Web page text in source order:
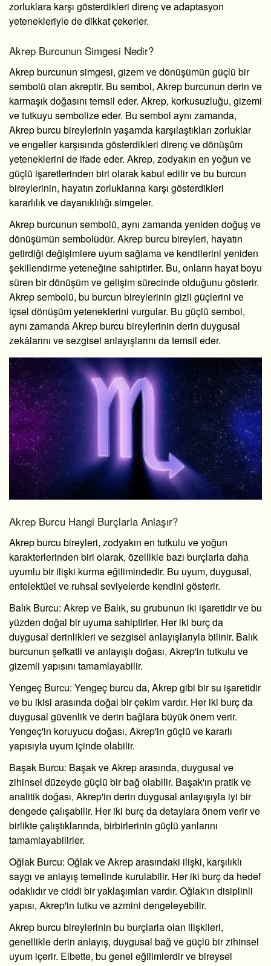
zorluklara karşı gösterdikleri direnç ve adaptasyon
yetenekleriyle de dikkat çekerler.
Akrep Burcunun Simgesi Nedir?
Akrep burcunun simgesi, gizem ve dönüşümün güçlü bir
sembolü olan akreptir. Bu sembol, Akrep burcunun derin ve
karmaşık doğasını temsil eder. Akrep, korkusuzluğu, gizemi
ve tutkuyu sembolize eder. Bu sembol aynı zamanda,
Akrep burcu bireylerinin yaşamda karşılaştıkları zorluklar
ve engeller karşısında gösterdikleri direnç ve dönüşüm
yeteneklerini de ifade eder. Akrep, zodyakın en yoğun ve
güçlü işaretlerinden biri olarak kabul edilir ve bu burcun
bireylerinin, hayatın zorluklarına karşı gösterdikleri
kararlılık ve dayanıklılığı simgeler.
Akrep burcunun sembolü, aynı zamanda yeniden doğuş ve
dönüşümün sembolüdür. Akrep burcu bireyleri, hayatın
getirdiği değişimlere uyum sağlama ve kendilerini yeniden
şekillendirme yeteneğine sahiptirler. Bu, onların hayat boyu
süren bir dönüşüm ve gelişim sürecinde olduğunu gösterir.
Akrep sembolü, bu burcun bireylerinin gizli güçlerini ve
içsel dönüşüm yeteneklerini vurgular. Bu güçlü sembol,
aynı zamanda Akrep burcu bireylerinin derin duygusal
zekâlarını ve sezgisel anlayışlarını da temsil eder.
Akrep Burcu Hangi Burçlarla Anlaşır?
Akrep burcu bireyleri, zodyakın en tutkulu ve yoğun
karakterlerinden biri olarak, özellikle bazı burçlarla daha
uyumlu bir ilişki kurma eğilimindedir. Bu uyum, duygusal,
entelektüel ve ruhsal seviyelerde kendini gösterir.
Balık Burcu: Akrep ve Balık, su grubunun iki işaretidir ve bu
yüzden doğal bir uyuma sahiptirler. Her iki burç da
duygusal derinlikleri ve sezgisel anlayışlarıyla bilinir. Balık
burcunun şefkatli ve anlayışlı doğası, Akrep'in tutkulu ve
gizemli yapısını tamamlayabilir.
Yengeç Burcu: Yengeç burcu da, Akrep gibi bir su işaretidir
ve bu ikisi arasında doğal bir çekim vardır. Her iki burç da
duygusal güvenlik ve derin bağlara büyük önem verir.
Yengeç'in koruyucu doğası, Akrep'in güçlü ve kararlı
yapısıyla uyum içinde olabilir.
Başak Burcu: Başak ve Akrep arasında, duygusal ve
zihinsel düzeyde güçlü bir bağ olabilir. Başak'ın pratik ve
analitik doğası, Akrep'in derin duygusal anlayışıyla iyi bir
dengede çalışabilir. Her iki burç da detaylara önem verir ve
birlikte çalıştıklarında, birbirlerinin güçlü yanlarını
tamamlayabilirler.
Oğlak Burcu: Oğlak ve Akrep arasındaki ilişki, karşılıklı
saygı ve anlayış temelinde kurulabilir. Her iki burç da hedef
odaklıdır ve ciddi bir yaklaşımları vardır. Oğlak'ın disiplinli
yapısı, Akrep'in tutku ve azmini dengeleyebilir.
Akrep burcu bireylerinin bu burçlarla olan ilişkileri,
genellikle derin anlayış, duygusal bağ ve güçlü bir zihinsel
uyum içerir. Elbette, bu genel eğilimlerdir ve bireysel